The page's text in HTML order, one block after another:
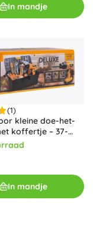
In mandje
(1)
kleine doe-het-
koffertje – 37-
In mandje